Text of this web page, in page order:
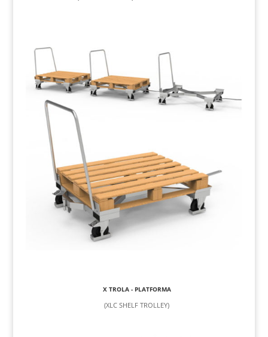
X TROLA - PLATFORMA
(XLC SHELF TROLLEY)